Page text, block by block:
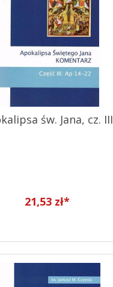
św. Jana, cz. III
21,53 zł*